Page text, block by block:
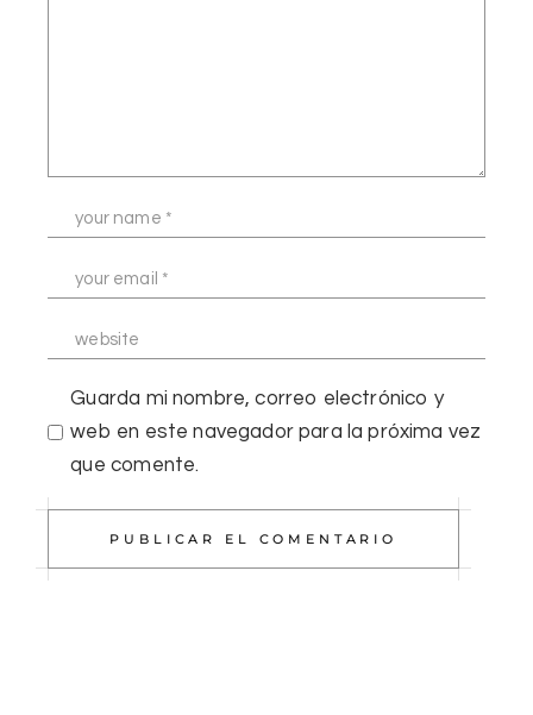
Guarda mi nombre, correo electrónico y
web en este navegador para la próxima vez
que comente.
PUBLICAR EL COMENTARIO